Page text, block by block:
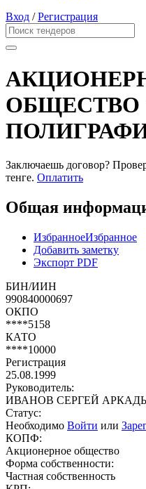
Вход /Регистрация
ОБЩЕСТВО
Заключаешь договор?
тенге. Оплатить
Общая
ИзбранноеИзбранное
Добавить заметку
Экспорт PDF
БИН/ИИН
990840000697
ОКПО
****5158
КАТО
****10000
Регистрация
25.08.1999
Руководитель:
ИВАНОВ СЕРГЕЙ
Статус:
Необходимо Войти или
КОПФ:
Акционерное общество
Форма собственности:
Частная собственность